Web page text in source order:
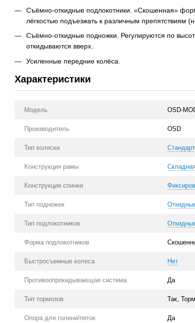
Съёмно-откидные подлокотники. «Скошенная»
лёгкостью подъезжать к различным препятствиям
Съёмно-откидные подножки. Регулируются по
откидываются вверх.
Усиленные передние колёса.
Характеристики
Модель OSD-
Производитель OSD
Тип коляски
Конструкция рамы
Конструкция спинки
Тип подножек
Тип подлокотников
Форма подлокотников
Быстросъемные колеса Нет
Противоопрокидывающая система Да
Тип тормозов Так,
Опора для голени/пяток Да